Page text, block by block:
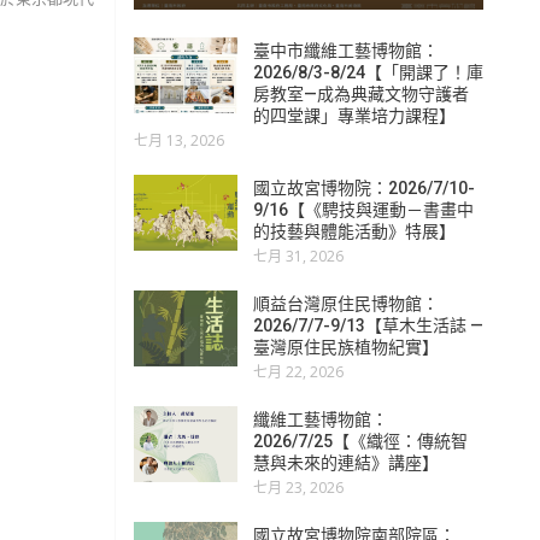
臺中市纖維工藝博物館：
2026/8/3-8/24【「開課了！庫
房教室—成為典藏文物守護者
的四堂課」專業培力課程】
七月 13, 2026
國立故宮博物院：2026/7/10-
9/16【《騁技與運動－書畫中
的技藝與體能活動》特展】
七月 31, 2026
順益台灣原住民博物館：
2026/7/7-9/13【草木生活誌 —
臺灣原住民族植物紀實】
七月 22, 2026
纖維工藝博物館：
2026/7/25【《織徑：傳統智
慧與未來的連結》講座】
七月 23, 2026
國立故宮博物院南部院區：